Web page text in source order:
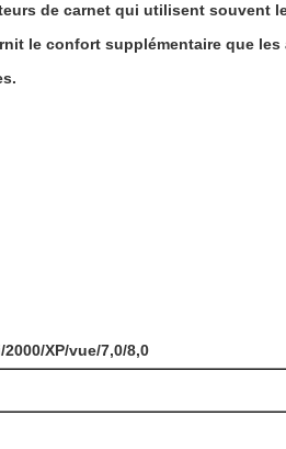
de carnet qui utilisent souvent
le confort supplémentaire que
XP/vue/7,0/8,0